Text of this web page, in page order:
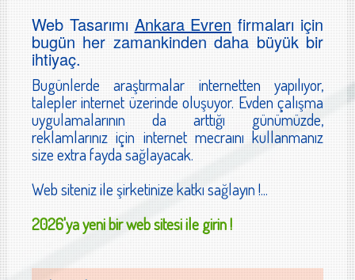
Web TasarımıAnkara Evrenfirmaları için
bugün her zamankinden daha büyük bir
ihtiyaç.
Bugünlerde araştırmalar internetten yapılıyor,
talepler internet üzerinde oluşuyor. Evden çalışma
uygulamalarının da arttığı günümüzde,
reklamlarınız için internet mecraını kullanmanız
size extra fayda sağlayacak.
Web siteniz ile şirketinize katkı sağlayın !...
2026'ya yeni bir web sitesi ile girin !